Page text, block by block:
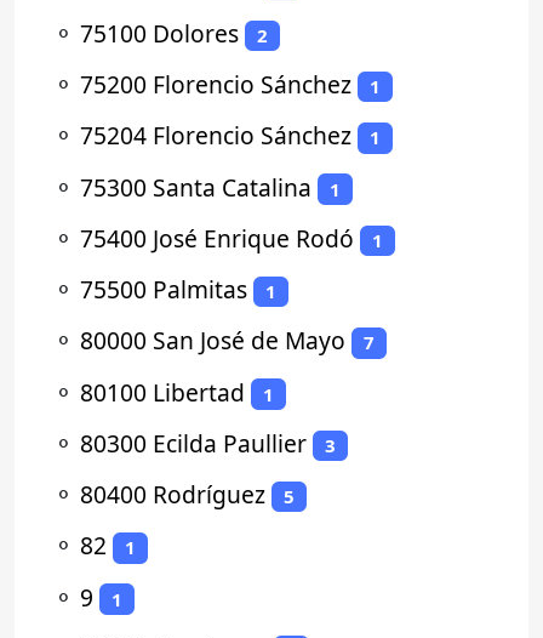
⚬ 75100 Dolores 2
⚬ 75200 Florencio Sánchez 1
⚬ 75204 Florencio Sánchez 1
⚬ 75300 Santa Catalina 1
⚬ 75400 José Enrique Rodó 1
⚬ 75500 Palmitas 1
⚬ 80000 San José de Mayo 7
⚬ 80100 Libertad 1
⚬ 80300 Ecilda Paullier 3
⚬ 80400 Rodríguez 5
⚬ 82 1
⚬ 9 1